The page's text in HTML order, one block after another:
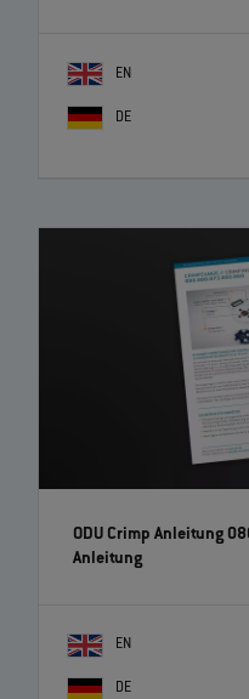
EN
DE
ODU Crimp Anleitung
Anleitung
EN
DE